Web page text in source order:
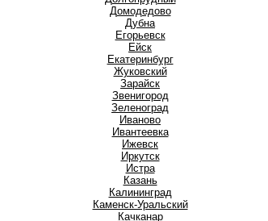
Домодедово
Дубна
Егорьевск
Ейск
Екатеринбург
Жуковский
Зарайск
Звенигород
Зеленоград
Иваново
Ивантеевка
Ижевск
Иркутск
Истра
Казань
Калининград
Каменск-Уральский
Качканар